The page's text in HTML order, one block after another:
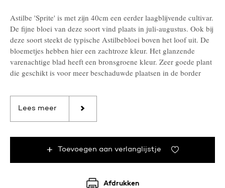
Astilbe 'Sprite' is met zijn 40cm een eerder laagblijvende cultivar.
De fijne bloei van deze soort vind plaats in juli-augustus. Ook bij
deze soort steekt de typische Astilbebloei boven het loof uit. De
bloemetjes hebben hier een zachtroze kleur. Het glanzende
varenachtige blad heeft een bronsgroene kleur. Zeer goede plant
die geschikt is voor meer beschaduwde plaatsen in de border
Lees meer
Toevoegen aan verlanglijstje
Afdrukken